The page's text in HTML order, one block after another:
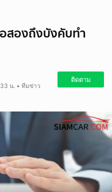
สองถึงบังคับทำ
น. • ทีมข่าว
ติดตาม